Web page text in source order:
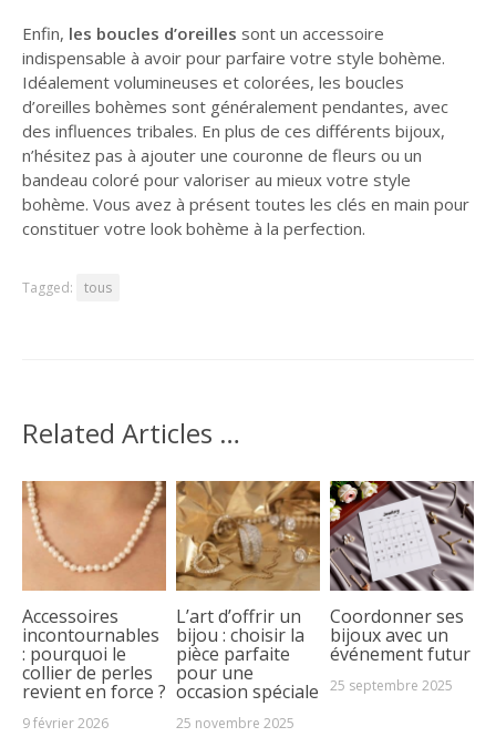
Enfin, les boucles d’oreilles sont un accessoire
indispensable à avoir pour parfaire votre style bohème.
Idéalement volumineuses et colorées, les boucles
d’oreilles bohèmes sont généralement pendantes, avec
des influences tribales. En plus de ces différents bijoux,
n’hésitez pas à ajouter une couronne de fleurs ou un
bandeau coloré pour valoriser au mieux votre style
bohème. Vous avez à présent toutes les clés en main pour
constituer votre look bohème à la perfection.
Tagged: tous
Related Articles …
Accessoires
incontournables
: pourquoi le
collier de perles
revient en force ?
9 février 2026
L’art d’offrir un
bijou : choisir la
pièce parfaite
pour une
occasion spéciale
25 novembre 2025
Coordonner ses
bijoux avec un
événement futur
25 septembre 2025